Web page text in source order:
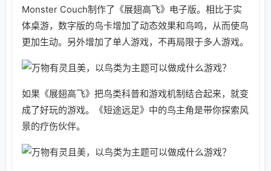
Monster Couch制作了《展翅高飞》电子版。相比于实
体桌游，数字版的鸟卡增加了动态效果和鸟鸣，从而使鸟
更加生动。另外增加了单人游戏，不再局限于多人游戏。
如果《展翅高飞》把鸟类科普和游戏机制结合起来，就变
成了好玩的游戏。《短途远足》中的鸟主角是带你探索风
景的疗伤伙伴。